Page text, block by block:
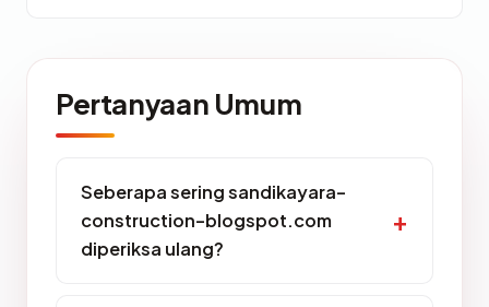
Pertanyaan Umum
Seberapa sering sandikayara-
construction-blogspot.com
diperiksa ulang?